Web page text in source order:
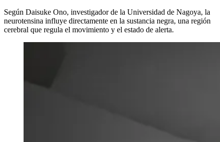
Según Daisuke Ono, investigador de la Universidad de Nagoya, la
neurotensina influye directamente en la sustancia negra, una región
cerebral que regula el movimiento y el estado de alerta.